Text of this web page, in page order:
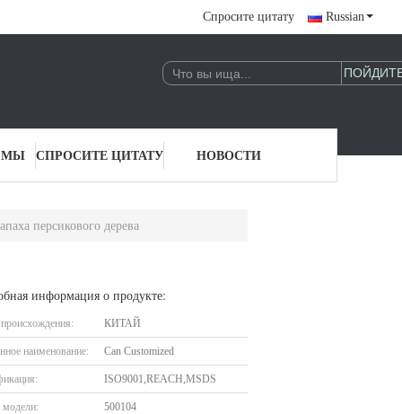
Спросите цитату Russian
МЫ СПРОСИТЕ ЦИТАТУ НОВОСТИ
персикового дерева
информация о продукте:
КИТАЙ
наименование: Can Customized
ISO9001,REACH,MSDS
500104